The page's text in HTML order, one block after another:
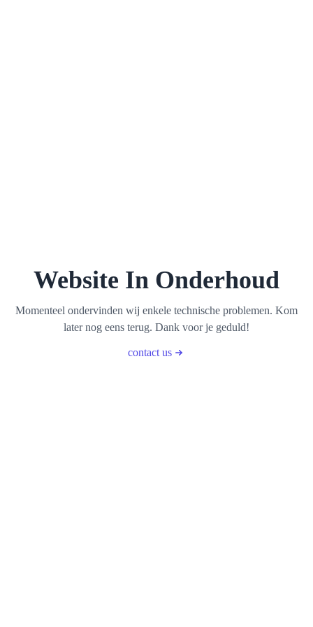
Website In Onderhoud
Momenteel ondervinden wij enkele technische problemen. Kom
later nog eens terug. Dank voor je geduld!
contact us